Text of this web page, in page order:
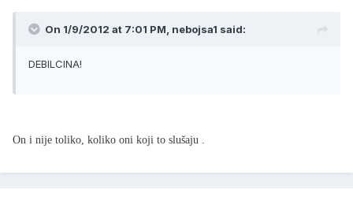
On 1/9/2012 at 7:01 PM, nebojsa1 said:
DEBILCINA!
On i nije toliko, koliko oni koji to slušaju .